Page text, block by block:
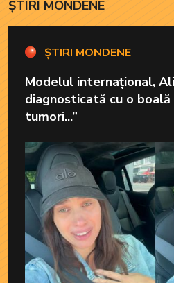
ȘTIRI MONDENE
ȘTIRI MONDENE
Modelul internațional,
diagnosticată cu o boală
tumori...”